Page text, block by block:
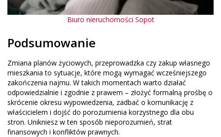
Biuro nieruchomości Sopot
Podsumowanie
Zmiana planów życiowych, przeprowadzka czy zakup własnego
mieszkania to sytuacje, które mogą wymagać wcześniejszego
zakończenia najmu. W takich momentach warto działać
odpowiedzialnie i zgodnie z prawem – złożyć formalną prośbę o
skrócenie okresu wypowiedzenia, zadbać o komunikację z
właścicielem i dojść do porozumienia korzystnego dla obu
stron. Unikniesz w ten sposób nieporozumień, strat
finansowych i konfliktów prawnych.